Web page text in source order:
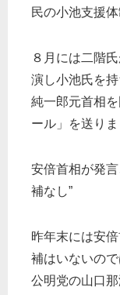
民の小池支援
８月には二階
演し小池氏を
純一郎元首相
ール」を送りま
安倍首相が発
補なし”
昨年末には安
補はいないの
公明党の山口